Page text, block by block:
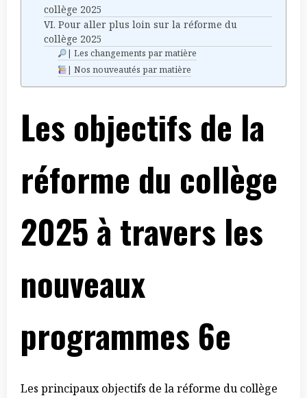
collège 2025
VI. Pour aller plus loin sur la réforme du
collège 2025
| Les changements par matière
| Nos nouveautés par matière
Les objectifs de la
réforme du collège
2025 à travers les
nouveaux
programmes 6e
Les principaux objectifs de la réforme du collège